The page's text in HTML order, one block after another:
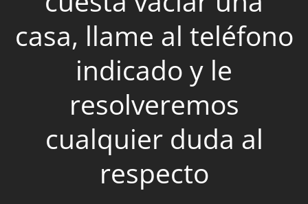
casa, llame al teléfono
indicado y le
resolveremos
cualquier duda al
respecto